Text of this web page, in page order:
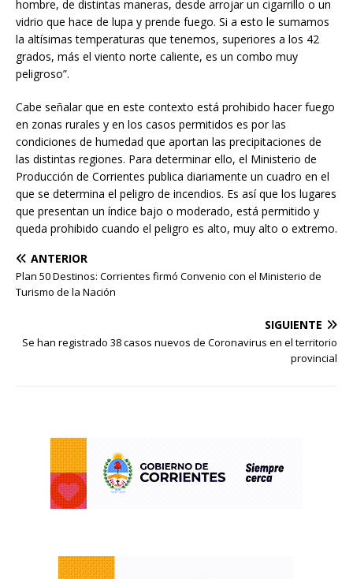
hombre, de distintas maneras, desde arrojar un cigarrillo o un
vidrio que hace de lupa y prende fuego. Si a esto le sumamos
la altísimas temperaturas que tenemos, superiores a los 42
grados, más el viento norte caliente, es un combo muy
peligroso”.
Cabe señalar que en este contexto está prohibido hacer fuego
en zonas rurales y en los casos permitidos es por las
condiciones de humedad que aportan las precipitaciones de
las distintas regiones. Para determinar ello, el Ministerio de
Producción de Corrientes publica diariamente un cuadro en el
que se determina el peligro de incendios. Es así que los lugares
que presentan un índice bajo o moderado, está permitido y
queda prohibido cuando el peligro es alto, muy alto o extremo.
ANTERIOR
Plan 50 Destinos: Corrientes firmó Convenio con el Ministerio de
Turismo de la Nación
SIGUIENTE
Se han registrado 38 casos nuevos de Coronavirus en el territorio
provincial